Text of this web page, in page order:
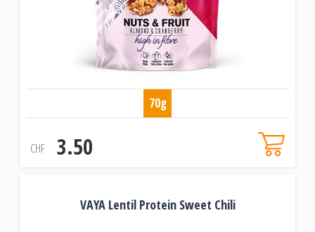
70g
CHF 3.50
VAYA Lentil Protein Sweet Chili